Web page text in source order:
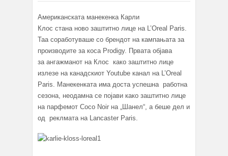
Американската манекенка Карли
Клос стана ново заштитно лице на L’Oreal Paris.
Таа соработуваше со брендот на кампањата за
производите за коса Prodigy. Првата објава
за ангажманот на Клос како заштитно лице
излезе на канадскиот Youtube канал на L’Oreal
Paris. Манекенката има доста успешна работна
сезона, неодамна се појави како заштитно лице
на парфемот Coco Noir на „Шанел“, а беше дел и
од реклмата на Lancaster Paris.